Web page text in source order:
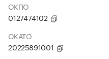
ОКПО
0127474102
ОКАТО
20225891001